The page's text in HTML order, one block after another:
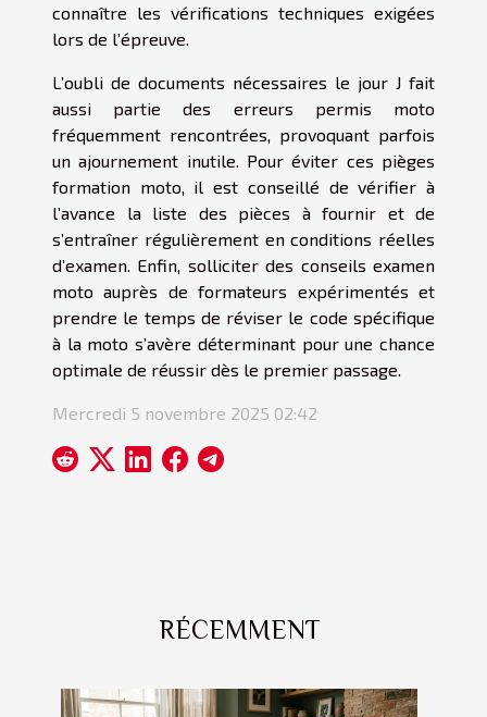
connaître les vérifications techniques exigées
lors de l’épreuve.
L’oubli de documents nécessaires le jour J fait
aussi partie des erreurs permis moto
fréquemment rencontrées, provoquant parfois
un ajournement inutile. Pour éviter ces pièges
formation moto, il est conseillé de vérifier à
l’avance la liste des pièces à fournir et de
s’entraîner régulièrement en conditions réelles
d’examen. Enfin, solliciter des conseils examen
moto auprès de formateurs expérimentés et
prendre le temps de réviser le code spécifique
à la moto s’avère déterminant pour une chance
optimale de réussir dès le premier passage.
Mercredi 5 novembre 2025 02:42
RÉCEMMENT